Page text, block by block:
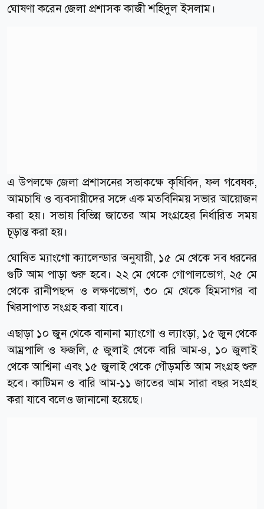
ঘোষণা করেন জেলা প্রশাসক কাজী শহিদুল ইসলাম।
এ উপলক্ষে জেলা প্রশাসনের সভাকক্ষে কৃষিবিদ, ফল গবেষক,
আমচাষি ও ব্যবসায়ীদের সঙ্গে এক মতবিনিময় সভার আয়োজন
করা হয়। সভায় বিভিন্ন জাতের আম সংগ্রহের নির্ধারিত সময়
চূড়ান্ত করা হয়।
ঘোষিত ম্যাংগো ক্যালেন্ডার অনুযায়ী, ১৫ মে থেকে সব ধরনের
গুটি আম পাড়া শুরু হবে। ২২ মে থেকে গোপালভোগ, ২৫ মে
থেকে রানীপছন্দ ও লক্ষণভোগ, ৩০ মে থেকে হিমসাগর বা
খিরসাপাত সংগ্রহ করা যাবে।
এছাড়া ১০ জুন থেকে বানানা ম্যাংগো ও ল্যাংড়া, ১৫ জুন থেকে
আম্রপালি ও ফজলি, ৫ জুলাই থেকে বারি আম-৪, ১০ জুলাই
থেকে আশ্বিনা এবং ১৫ জুলাই থেকে গৌড়মতি আম সংগ্রহ শুরু
হবে। কাটিমন ও বারি আম-১১ জাতের আম সারা বছর সংগ্রহ
করা যাবে বলেও জানানো হয়েছে।